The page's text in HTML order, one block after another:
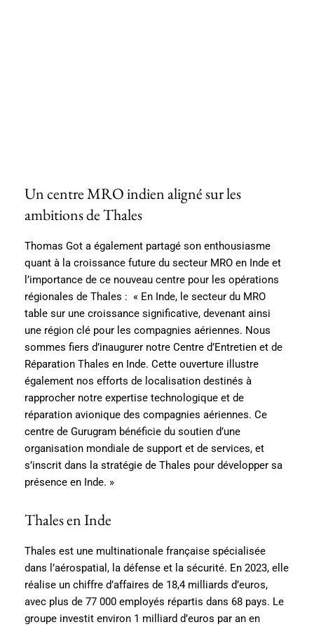
Un centre MRO indien aligné sur les
ambitions de Thales
Thomas Got a également partagé son enthousiasme
quant à la croissance future du secteur MRO en Inde et
l’importance de ce nouveau centre pour les opérations
régionales de Thales : « En Inde, le secteur du MRO
table sur une croissance significative, devenant ainsi
une région clé pour les compagnies aériennes. Nous
sommes fiers d’inaugurer notre Centre d’Entretien et de
Réparation Thales en Inde. Cette ouverture illustre
également nos efforts de localisation destinés à
rapprocher notre expertise technologique et de
réparation avionique des compagnies aériennes. Ce
centre de Gurugram bénéficie du soutien d’une
organisation mondiale de support et de services, et
s’inscrit dans la stratégie de Thales pour développer sa
présence en Inde. »
Thales en Inde
Thales est une multinationale française spécialisée
dans l’aérospatial, la défense et la sécurité. En 2023, elle
réalise un chiffre d’affaires de 18,4 milliards d’euros,
avec plus de 77 000 employés répartis dans 68 pays. Le
groupe investit environ 1 milliard d’euros par an en